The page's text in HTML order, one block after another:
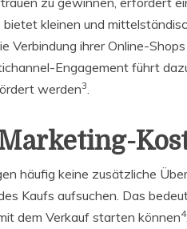
kleinen und
Verbindung ihrer Online-
Engagement führt
werden3
häufig keine zusätzliche
Kaufs aufsuchen. Das
dem Verkauf starten können4